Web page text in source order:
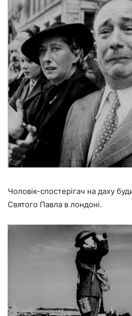
Чоловік-спостерігач на даху
Святого Павла в лондоні.